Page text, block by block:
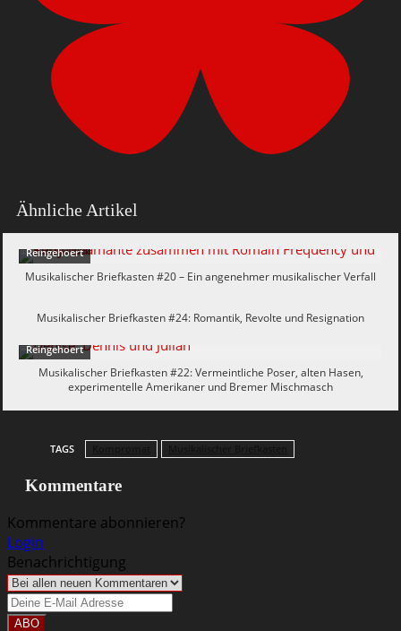
Ähnliche Artikel
Reingehoert
Musikalischer Briefkasten #20 – Ein angenehmer musikalischer Verfall
Musikalischer Briefkasten #24: Romantik, Revolte und Resignation
Reingehoert
Musikalischer Briefkasten #22: Vermeintliche Poser, alten Hasen,
experimentelle Amerikaner und Bremer Mischmasch
TAGS
Kommentare
Kommentare abonnieren?
Login
Benachrichtigung